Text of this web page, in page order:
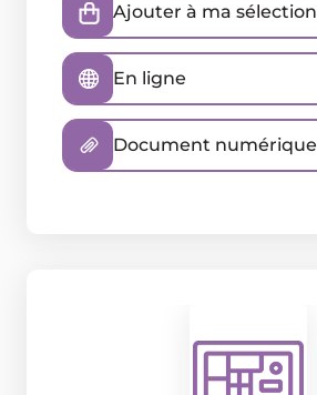
Ajouter à ma sélection
En ligne
Document numérique